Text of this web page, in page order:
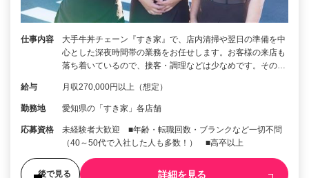
仕事内容
大手牛丼チェーン『すき家』で、店内清掃や翌日の準備を中
心とした深夜時間帯の業務をお任せします。お客様の来店も
落ち着いているので、接客・調理などは少なめです。その…
給与 月収270,000円以上（想定）
勤務地 愛知県の「すき家」各店舗
応募資格
未経験者大歓迎 ■年齢・転職回数・ブランクなど一切不問
（40～50代で入社した人も多数！） ■高卒以上
後で見る 詳細を見る